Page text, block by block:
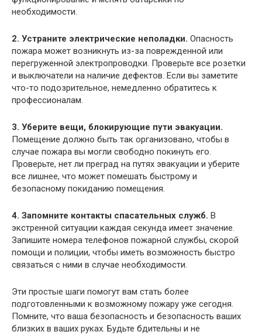
необходимости.
2. Устраните электрические неполадки. Опасность
пожара может возникнуть из-за поврежденной или
перегруженной электропроводки. Проверьте все розетки
и выключатели на наличие дефектов. Если вы заметите
что-то подозрительное, немедленно обратитесь к
профессионалам.
3. Уберите вещи, блокирующие пути эвакуации.
Помещение должно быть так организовано, чтобы в
случае пожара вы могли свободно покинуть его.
Проверьте, нет ли преград на путях эвакуации и уберите
все лишнее, что может помешать быстрому и
безопасному покиданию помещения.
4. Запомните контакты спасательных служб. В
экстренной ситуации каждая секунда имеет значение.
Запишите номера телефонов пожарной службы, скорой
помощи и полиции, чтобы иметь возможность быстро
связаться с ними в случае необходимости.
Эти простые шаги помогут вам стать более
подготовленными к возможному пожару уже сегодня.
Помните, что ваша безопасность и безопасность ваших
близких в ваших руках. Будьте бдительны и не